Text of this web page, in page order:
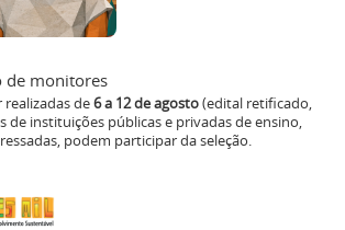
de monitores
realizadas de6 a 12 de agosto(edital retificado,
de instituições públicas e privadas de ensino,
podem participar da seleção.